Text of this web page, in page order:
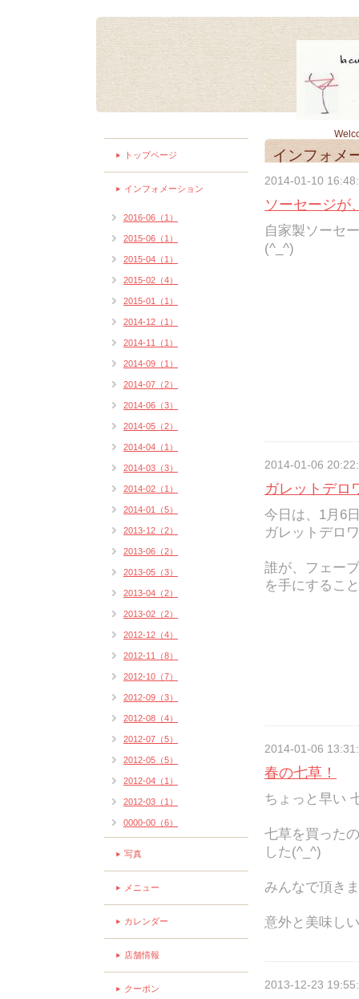
インフォメ
2014-01-10
ソーセージが
自家製ソーセ
(^_^)ゞ
2014-01-06
ガレットデロ
今日は、1月6
ガレットデロ
誰が、フェー
を手にするこ
2014-01-06
春の七草！
ちょっと早い
七草を買った
した(^_^)ゞ
みんなで頂き
意外と美味し
2013-12-23
トップページ
インフォメーション
2016-06（1）
2015-06（1）
2015-04（1）
2015-02（4）
2015-01（1）
2014-12（1）
2014-11（1）
2014-09（1）
2014-07（2）
2014-06（3）
2014-05（2）
2014-04（1）
2014-03（3）
2014-02（1）
2014-01（5）
2013-12（2）
2013-06（2）
2013-05（3）
2013-04（2）
2013-02（2）
2012-12（4）
2012-11（8）
2012-10（7）
2012-09（3）
2012-08（4）
2012-07（5）
2012-05（5）
2012-04（1）
2012-03（1）
0000-00（6）
写真
メニュー
カレンダー
店舗情報
クーポン